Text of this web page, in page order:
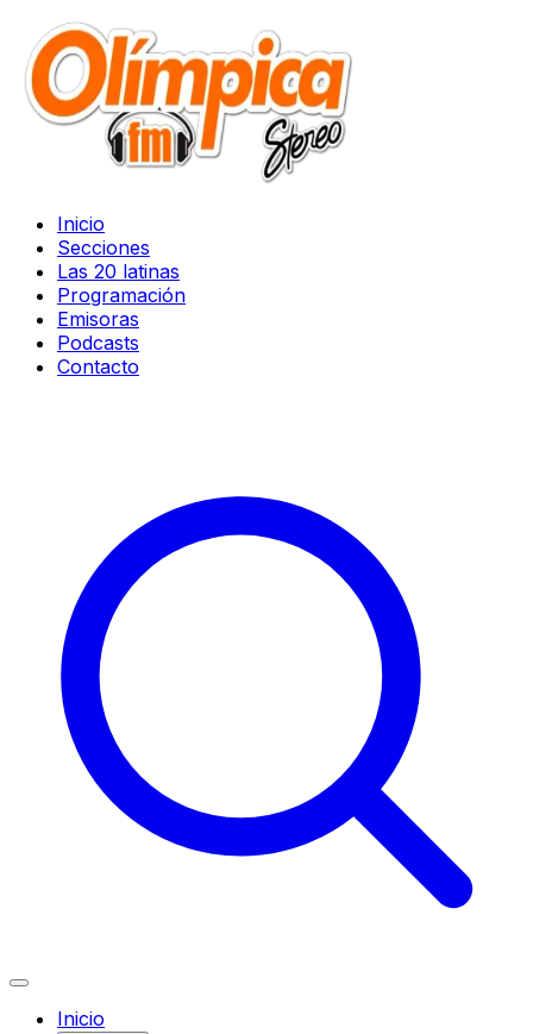
Inicio
Secciones
Las 20 latinas
Programación
Emisoras
Podcasts
Contacto
Inicio